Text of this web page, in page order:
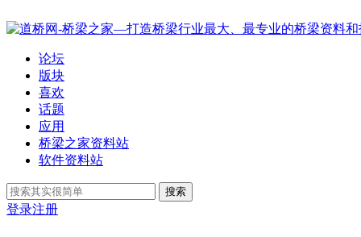
论坛
版块
喜欢
话题
应用
桥梁之家资料站
软件资料站
搜索
登录注册